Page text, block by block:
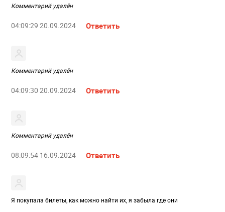
Комментарий удалён
04:09:29 20.09.2024 Ответить
Комментарий удалён
04:09:30 20.09.2024 Ответить
Комментарий удалён
08:09:54 16.09.2024 Ответить
Я покупала билеты, как можно найти их, я забыла где они